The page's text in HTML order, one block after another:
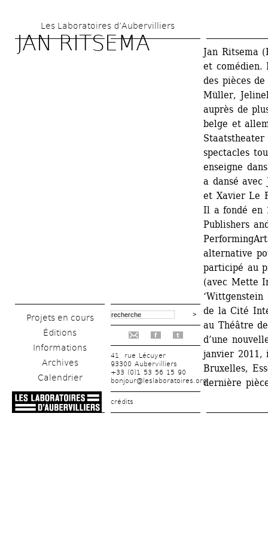
au
contenu
Les Laboratoires d’Aubervilliers
JAN RITSEMA
Projets en cours
Éditions
Informations
Archives
Calendrier
f t
41, rue Lécuyer
93300 Aubervilliers
+33 (0)1 53 56 15 90
bonjour@leslaboratoires.org
crédits
Jan Ritsema
et comédien.
des pièces
Müller,
auprès de
belge et
spectacles
enseigne
a dansé avec
et Xavier Le
Il a fondé en
Publishers
alternative
participé au
(avec Mette
de la Cité
au Théâtre
d’une
janvier
Bruxelles,
dernière